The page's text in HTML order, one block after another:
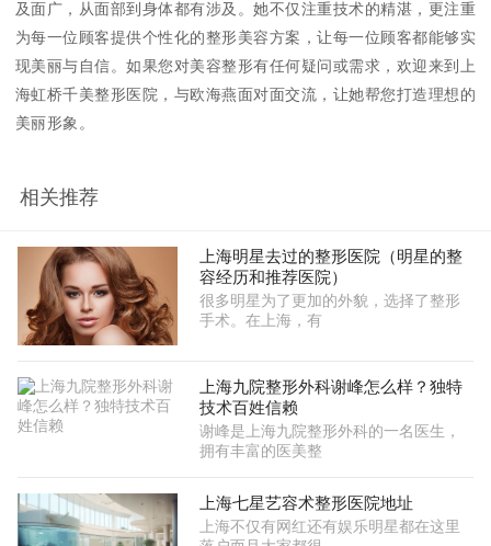
及面广，从面部到身体都有涉及。她不仅注重技术的精湛，更注重
为每一位顾客提供个性化的整形美容方案，让每一位顾客都能够实
现美丽与自信。如果您对美容整形有任何疑问或需求，欢迎来到上
海虹桥千美整形医院，与欧海燕面对面交流，让她帮您打造理想的
美丽形象。
相关推荐
上海明星去过的整形医院（明星的整
容经历和推荐医院）
很多明星为了更加的外貌，选择了整形
手术。在上海，有
上海九院整形外科谢峰怎么样？独特
技术百姓信赖
谢峰是上海九院整形外科的一名医生，
拥有丰富的医美整
上海七星艺容术整形医院地址
上海不仅有网红还有娱乐明星都在这里